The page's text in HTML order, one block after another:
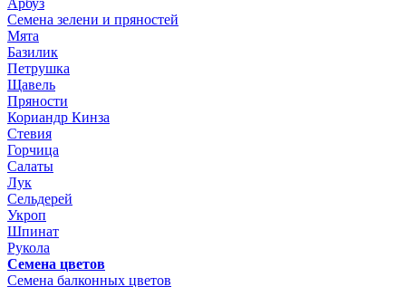
Арбуз
Семена зелени и пряностей
Мята
Базилик
Петрушка
Щавель
Пряности
Кориандр Кинза
Стевия
Горчица
Салаты
Лук
Сельдерей
Укроп
Шпинат
Рукола
Семена цветов
Семена балконных цветов